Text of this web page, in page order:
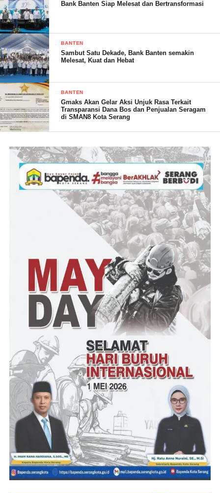
Bank Banten Siap Melesat dan Bertransformasi
BANTEN
Sambut Satu Dekade, Bank Banten semakin
Melesat, Kuat dan Hebat
BANTEN
Gmaks Akan Gelar Aksi Unjuk Rasa Terkait
Transparansi Dana Bos dan Penjualan Seragam
di SMAN8 Kota Serang